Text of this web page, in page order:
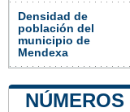
Densidad de
población del
municipio de
Mendexa